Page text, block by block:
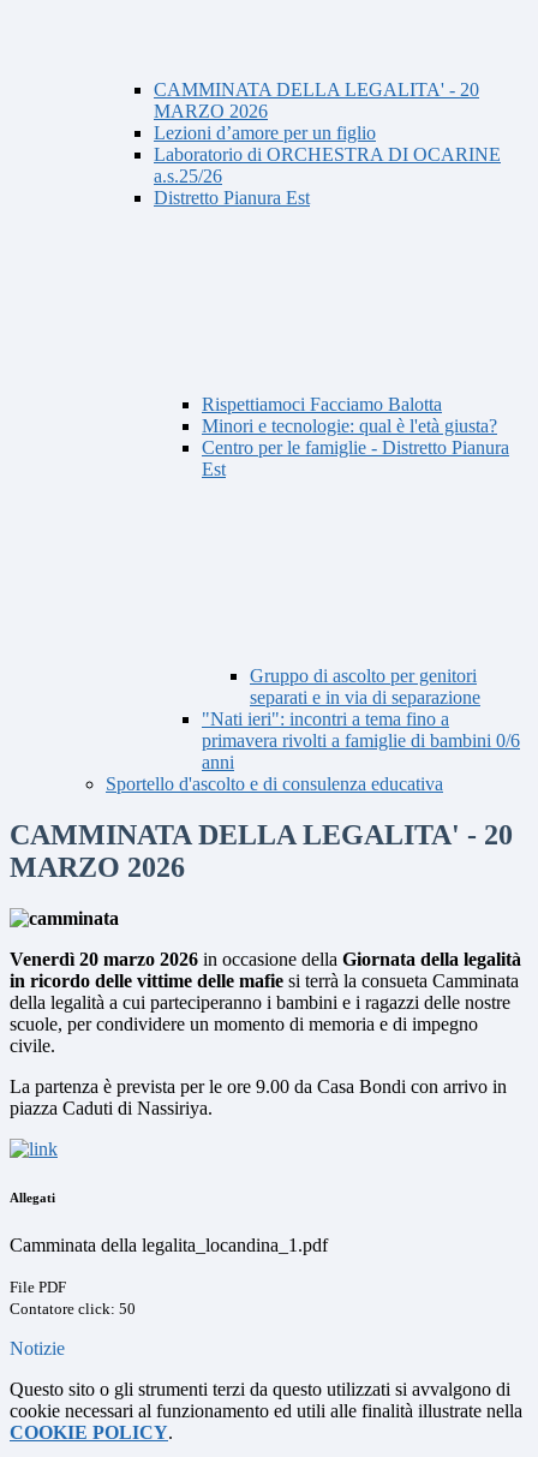
CAMMINATA DELLA LEGALITA' - 20
MARZO 2026
Lezioni d’amore per un figlio
Laboratorio di ORCHESTRA DI OCARINE
a.s.25/26
Distretto Pianura Est
Rispettiamoci Facciamo Balotta
Minori e tecnologie: qual è l'età giusta?
Centro per le famiglie - Distretto Pianura
Est
Gruppo di ascolto per genitori
separati e in via di separazione
"Nati ieri": incontri a tema fino a
primavera rivolti a famiglie di bambini 0/6
anni
Sportello d'ascolto e di consulenza educativa
CAMMINATA DELLA LEGALITA' - 20
MARZO 2026
Venerdì 20 marzo 2026 in occasione della Giornata della legalità
in ricordo delle vittime delle mafie si terrà la consueta Camminata
della legalità a cui parteciperanno i bambini e i ragazzi delle nostre
scuole, per condividere un momento di memoria e di impegno
civile.
La partenza è prevista per le ore 9.00 da Casa Bondi con arrivo in
piazza Caduti di Nassiriya.
Allegati
Camminata della legalita_locandina_1.pdf
File PDF
Contatore click: 50
Notizie
Questo sito o gli strumenti terzi da questo utilizzati si avvalgono di
cookie necessari al funzionamento ed utili alle finalità illustrate nella
COOKIE POLICY.